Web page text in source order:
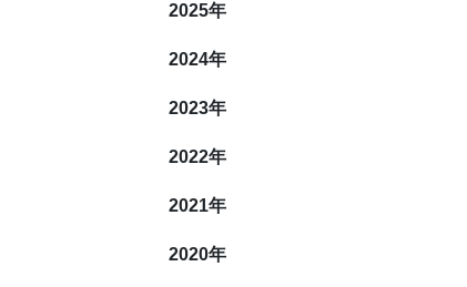
2025年
2024年
2023年
2022年
2021年
2020年